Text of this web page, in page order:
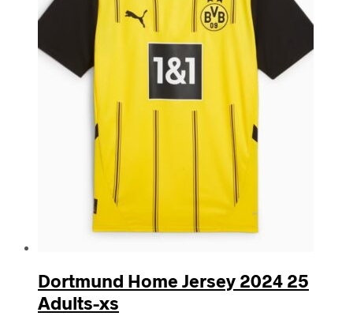
Dortmund Home Jersey 2024 25
Adults-xs